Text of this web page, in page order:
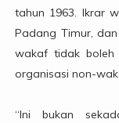
tahun 1963. Ikrar
Padang Timur,
wakaf tidak boleh
organisasi non-
“Ini bukan